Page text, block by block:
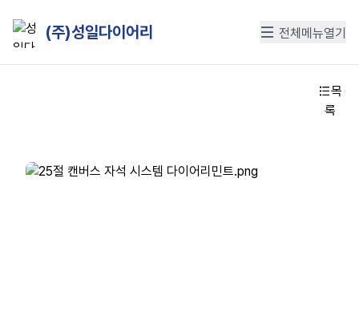
(주)성일다이어리 전체메뉴열기
목
록